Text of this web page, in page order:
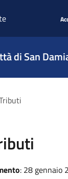
di San
: 28 gennaio